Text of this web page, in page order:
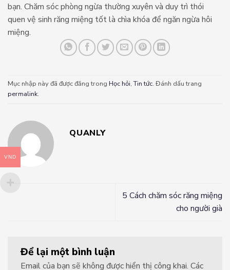
bạn. Chăm sóc phòng ngừa thường xuyên và duy trì thói
quen vệ sinh răng miệng tốt là chìa khóa để ngăn ngừa hôi
miệng.
Mục nhập này đã được đăng trong Học hỏi,Tin tức. Đánh dấu trang
permalink.
QUANLY
5 Cách chăm sóc răng miệng
cho người già
Để lại một bình luận
Email của bạn sẽ không được hiển thị công khai. Các
VND